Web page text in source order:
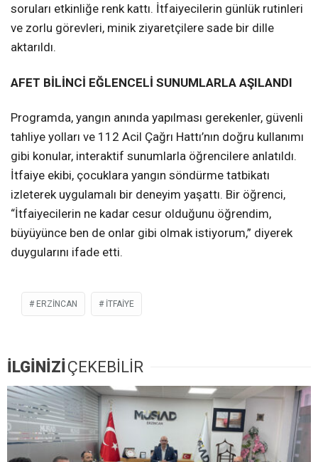
soruları etkinliğe renk kattı. İtfaiyecilerin günlük rutinleri
ve zorlu görevleri, minik ziyaretçilere sade bir dille
aktarıldı.
AFET BİLİNCİ EĞLENCELİ SUNUMLARLA AŞILANDI
Programda, yangın anında yapılması gerekenler, güvenli
tahliye yolları ve 112 Acil Çağrı Hattı’nın doğru kullanımı
gibi konular, interaktif sunumlarla öğrencilere anlatıldı.
İtfaiye ekibi, çocuklara yangın söndürme tatbikatı
izleterek uygulamalı bir deneyim yaşattı. Bir öğrenci,
“İtfaiyecilerin ne kadar cesur olduğunu öğrendim,
büyüyünce ben de onlar gibi olmak istiyorum,” diyerek
duygularını ifade etti.
ERZİNCAN ITFAIYE
İLGİNİZİÇEKEBİLİR